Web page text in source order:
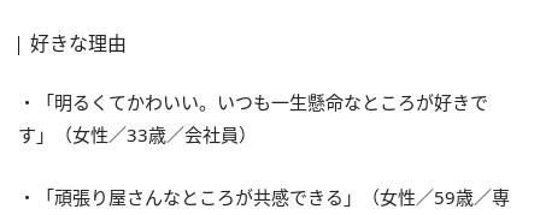
好きな理由
・「明るくてかわいい。いつも一生懸命なところが好きで
す」（女性／33歳／会社員）
・「頑張り屋さんなところが共感できる」（女性／59歳／専